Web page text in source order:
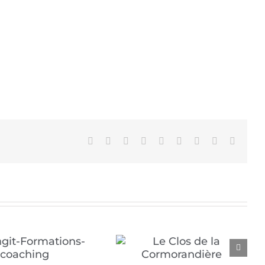
Facebook Reddit LinkedInWhatsApp
TumblrPinterest
Le Clos de la